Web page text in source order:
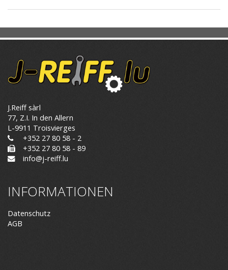
J.Reiff sàrl
77, Z.I. In den Allern
L-9911 Troisvierges
+352 27 80 58 - 2
+352 27 80 58 - 89
info@j-reiff.lu
INFORMATIONEN
Datenschutz
AGB